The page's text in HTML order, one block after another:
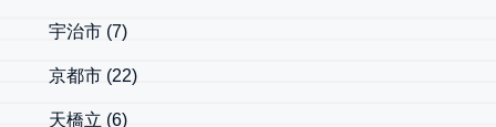
宇治市 (7)
京都市 (22)
天橋立 (6)